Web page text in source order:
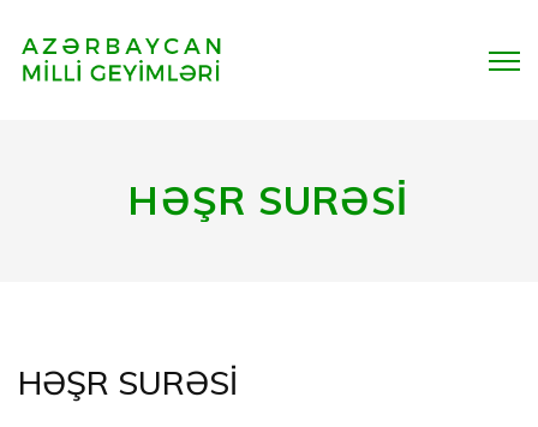
HƏŞR SURƏSİ
HƏŞR SURƏSİ